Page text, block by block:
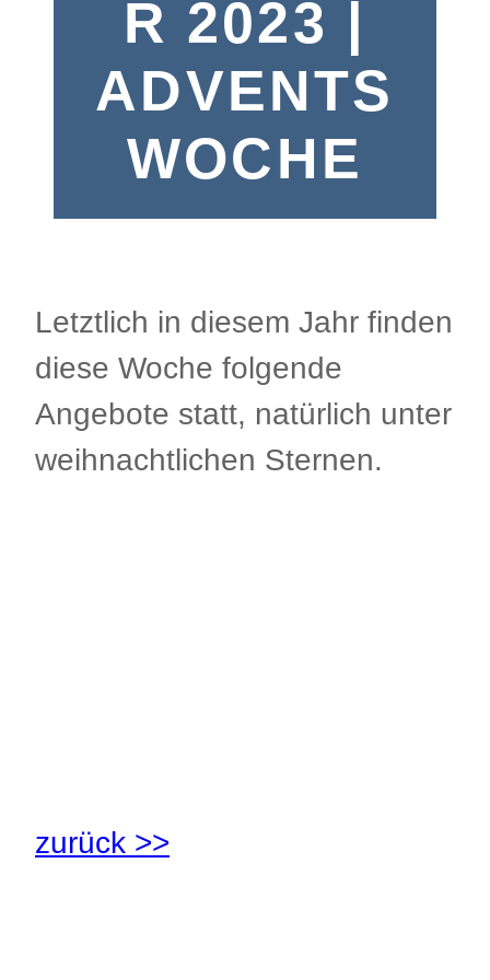
R 2023 |
ADVENTS
WOCHE
Letztlich in diesem Jahr finden
diese Woche folgende
Angebote statt, natürlich unter
weihnachtlichen Sternen.
zurück >>